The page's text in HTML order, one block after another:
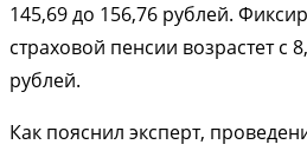
145,69 до 156,76 рублей.
страховой пенсии возрастет с
рублей.
Как пояснил эксперт,